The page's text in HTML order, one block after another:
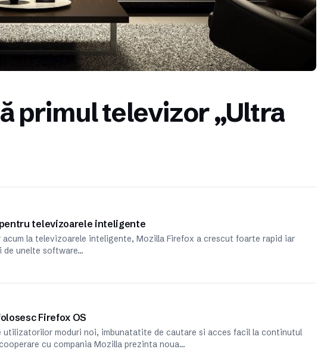
primul televizor „Ultra
televizoarele inteligente
acum la televizoarele inteligente, Mozilla Firefox a crescut foarte rapid iar
unelte software…
Firefox OS
utilizatorilor moduri noi, imbunatatite de cautare si acces facil la continutul
cu compania Mozilla prezinta noua…